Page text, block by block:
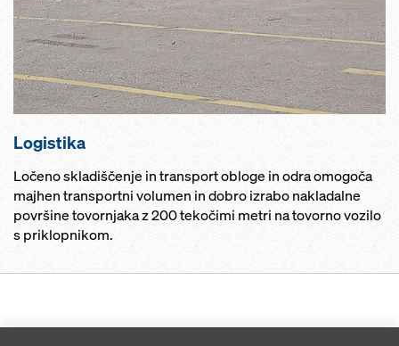
Logistika
Ločeno skladiščenje in transport obloge in odra omogoča
majhen transportni volumen in dobro izrabo nakladalne
površine tovornjaka z 200 tekočimi metri na tovorno vozilo
s priklopnikom.